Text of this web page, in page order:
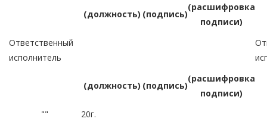
(должность) (подпись)
(расшифровка
подписи)
Ответственный
исполнитель
(должность) (подпись)
(расшифровка
подписи)
"" 20г.